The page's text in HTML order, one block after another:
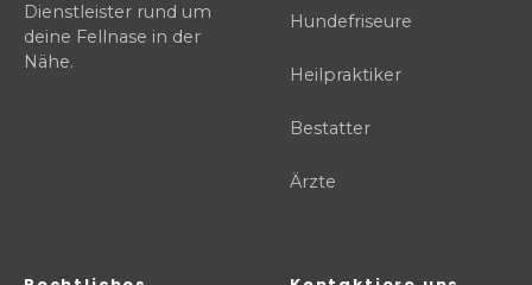
Dienstleister rund um
deine Fellnase in der
Nähe.
Hundefriseure
Heilpraktiker
Bestatter
Ärzte